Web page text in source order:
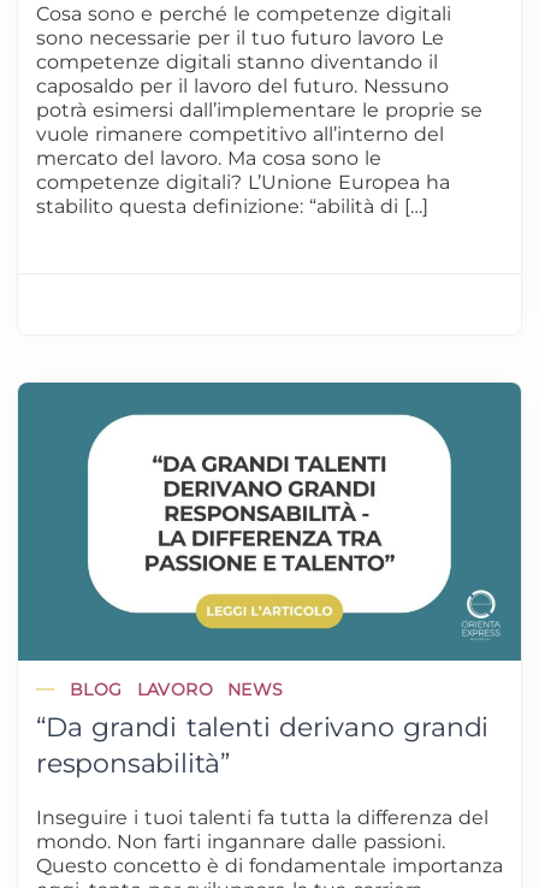
Cosa sono e perché le competenze digitali
sono necessarie per il tuo futuro lavoro Le
competenze digitali stanno diventando il
caposaldo per il lavoro del futuro. Nessuno
potrà esimersi dall’implementare le proprie se
vuole rimanere competitivo all’interno del
mercato del lavoro. Ma cosa sono le
competenze digitali? L’Unione Europea ha
stabilito questa definizione: “abilità di […]
BLOG LAVORO NEWS
“Da grandi talenti derivano grandi
responsabilità”
Inseguire i tuoi talenti fa tutta la differenza del
mondo. Non farti ingannare dalle passioni.
Questo concetto è di fondamentale importanza